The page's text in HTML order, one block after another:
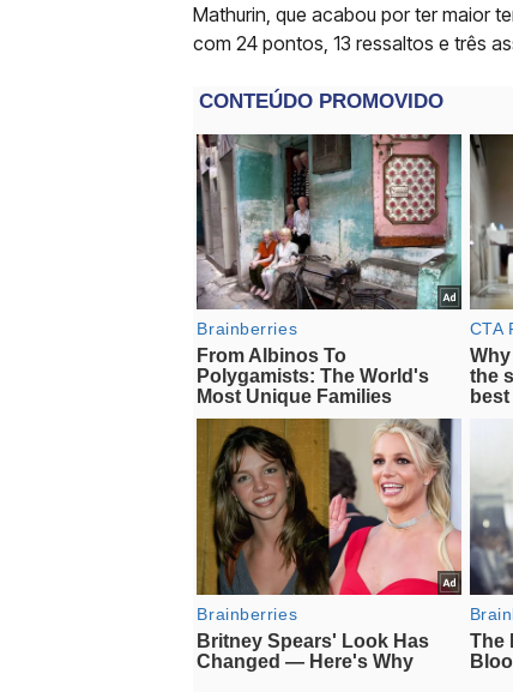
Mathurin, que acabou por ter maior
com 24 pontos, 13 ressaltos e três